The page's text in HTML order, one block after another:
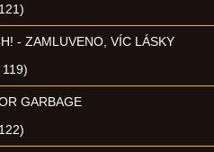
- ZAMLUVENO, VÍC LÁSKY
GARBAGE